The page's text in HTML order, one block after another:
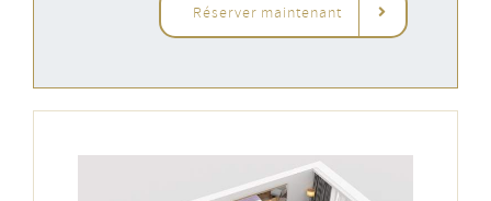
Réserver maintenant